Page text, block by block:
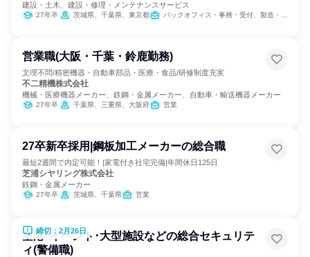
建設・土木、建設・修理・メンテナンスサービス
27年卒 茨城県、千葉県、東京都 バックオフィス・事務・受付、製造・生産工程、建築/土木/プラント専門職
営業職(大阪・千葉・鈴鹿勤務)
文理不問/精密機器・自動車部品・医療・食品/研修制度充実
不二精機株式会社
機械・医療機器メーカー、鉄鋼・金属メーカー、自動車・輸送機器メーカー
27年卒 千葉県、三重県、大阪府 営業
27卒新卒採用|鋼板加工メーカーの総合職
最短2週間で内定可能！|家電付き社宅完備|年間休日125日
芝浦シヤリング株式会社
鉄鋼・金属メーカー
27年卒 茨城県、千葉県 営業
締切：2月26日
空港･イベント･大型施設などの総合セキュリテ
ィ(警備職)